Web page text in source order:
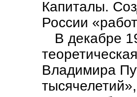
Капиталы.
России
В декабре
Владимира